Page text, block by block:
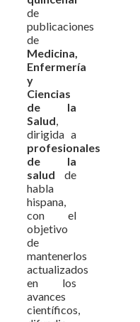
de
publicaciones
de
Medicina,
Enfermería
y
Ciencias
de la
Salud,
dirigida a
profesionales
de la
salud de
habla
hispana,
con el
objetivo
de
mantenerlos
actualizados
en los
avances
científicos,